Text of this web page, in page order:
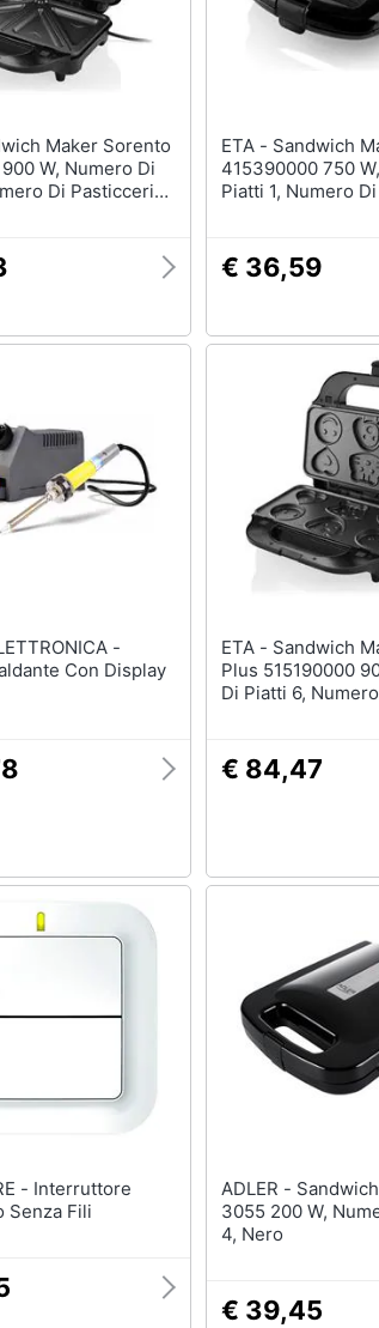
W, Numero Di
Di Pasticceria
ETA - Sandwich Maker Campo
415390000 750
Piatti 1, Numero
€ 36,59
-
Con Display
ETA - Sandwich Maker Sorento
Plus 515190000
Di Piatti 6,
€ 84,47
Senza Fili
ADLER - Sandwich Maker Ad
3055 200 W,
4, Nero
€ 39,45